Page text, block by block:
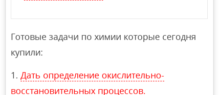
Готовые задачи по химии которые сегодня
купили:
Дать определение окислительно-
восстановительных процессов.